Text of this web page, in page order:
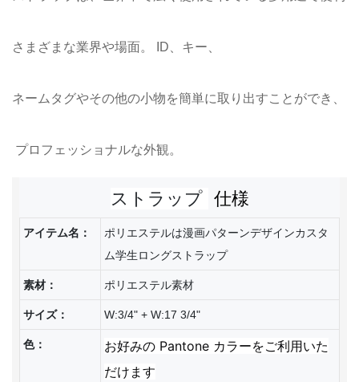
ストラップ 仕様
アイテム名：
ポリエステルは漫画パターンデザインカスタ
ム学生ロングストラップ
素材： ポリエステル素材
サイズ： W:3/4" + W:17 3/4"
色：
お好みの Pantone カラーをご利用いた
だけます